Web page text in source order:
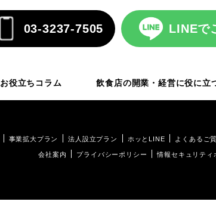
03-3237-7505 LINEで
お役立ちコラム 飲食店の開業・経営に役に立
事業拡大プラン 法人設立プラン ホッとLINE よくあるご
会社案内 プライバシーポリシー 情報セキュリティ